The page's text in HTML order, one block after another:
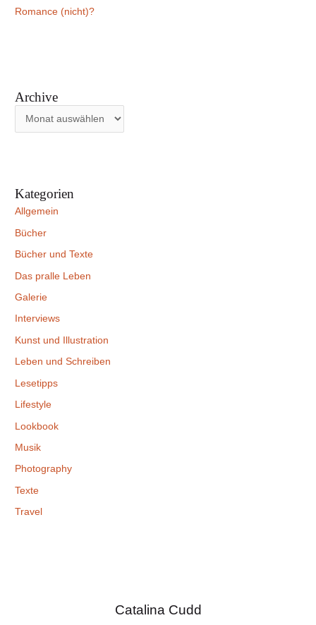
Romance (nicht)?
Archive
Kategorien
Allgemein
Bücher
Bücher und Texte
Das pralle Leben
Galerie
Interviews
Kunst und Illustration
Leben und Schreiben
Lesetipps
Lifestyle
Lookbook
Musik
Photography
Texte
Travel
Catalina Cudd